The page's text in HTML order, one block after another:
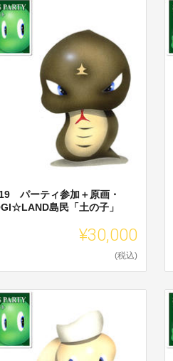
パーティ参加＋原画・
島民「土の子」
¥30,000
(税込)